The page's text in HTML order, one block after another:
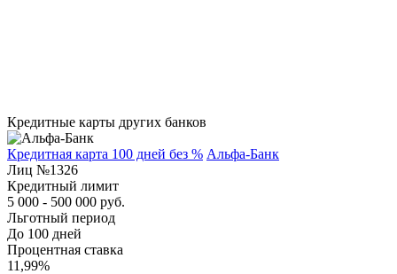
Кредитные карты других банков
Кредитная карта 100 дней без % Альфа-Банк
Лиц №1326
Кредитный лимит
5 000 - 500 000 руб.
Льготный период
До 100 дней
Процентная ставка
11,99%